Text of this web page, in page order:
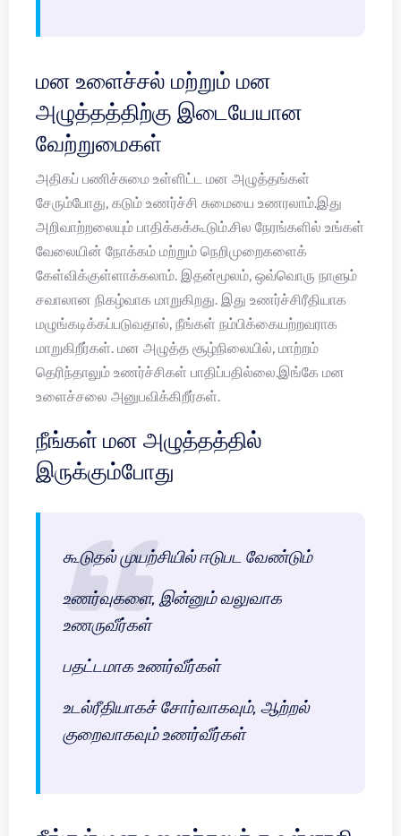
மன உளைச்சல் மற்றும் மன
அழுத்தத்திற்கு இடையேயான
வேற்றுமைகள்
அதிகப் பணிச்சுமை உள்ளிட்ட மன அழுத்தங்கள்
சேரும்போது, கடும் உணர்ச்சி சுமையை உணரலாம்.இது
அறிவாற்றலையும் பாதிக்கக்கூடும்.சில நேரங்களில் உங்கள்
வேலையின் நோக்கம் மற்றும் நெறிமுறைகளைக்
கேள்விக்குள்ளாக்கலாம். இதன்மூலம், ஒவ்வொரு நாளும்
சவாலான நிகழ்வாக மாறுகிறது. இது உணர்ச்சிரீதியாக
மழுங்கடிக்கப்படுவதால், நீங்கள் நம்பிக்கையற்றவராக
மாறுகிறீர்கள். மன அழுத்த சூழ்நிலையில், மாற்றம்
தெரிந்தாலும் உணர்ச்சிகள் பாதிப்பதில்லை.இங்கே மன
உளைச்சலை அனுபவிக்கிறீர்கள்.
நீங்கள் மன அழுத்தத்தில்
இருக்கும்போது
கூடுதல் முயற்சியில் ஈடுபட வேண்டும்
உணர்வுகளை, இன்னும் வலுவாக
உணருவீர்கள்
பதட்டமாக உணர்வீர்கள்
உடல்ரீதியாகச் சோர்வாகவும், ஆற்றல்
குறைவாகவும் உணர்வீர்கள்